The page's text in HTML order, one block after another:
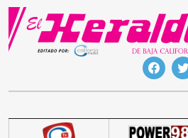
Skip
content